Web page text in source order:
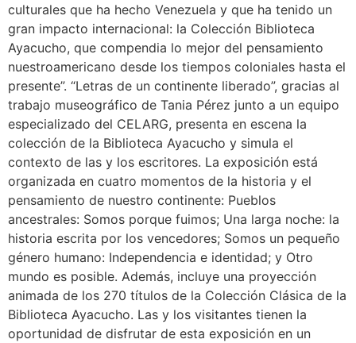
culturales que ha hecho Venezuela y que ha tenido un
gran impacto internacional: la Colección Biblioteca
Ayacucho, que compendia lo mejor del pensamiento
nuestroamericano desde los tiempos coloniales hasta el
presente”. “Letras de un continente liberado”, gracias al
trabajo museográfico de Tania Pérez junto a un equipo
especializado del CELARG, presenta en escena la
colección de la Biblioteca Ayacucho y simula el
contexto de las y los escritores. La exposición está
organizada en cuatro momentos de la historia y el
pensamiento de nuestro continente: Pueblos
ancestrales: Somos porque fuimos; Una larga noche: la
historia escrita por los vencedores; Somos un pequeño
género humano: Independencia e identidad; y Otro
mundo es posible. Además, incluye una proyección
animada de los 270 títulos de la Colección Clásica de la
Biblioteca Ayacucho. Las y los visitantes tienen la
oportunidad de disfrutar de esta exposición en un